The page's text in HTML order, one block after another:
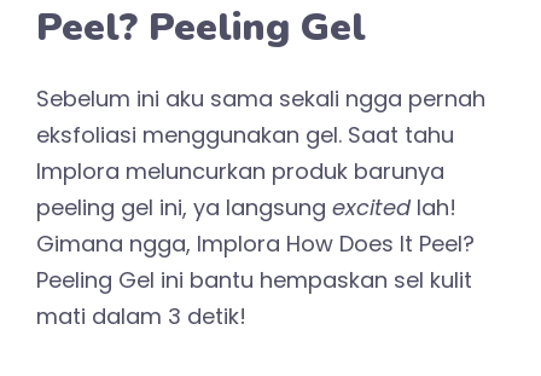
Peel? Peeling Gel
Sebelum ini aku sama sekali ngga pernah
eksfoliasi menggunakan gel. Saat tahu
Implora meluncurkan produk barunya
peeling gel ini, ya langsung excited lah!
Gimana ngga, Implora How Does It Peel?
Peeling Gel ini bantu hempaskan sel kulit
mati dalam 3 detik!